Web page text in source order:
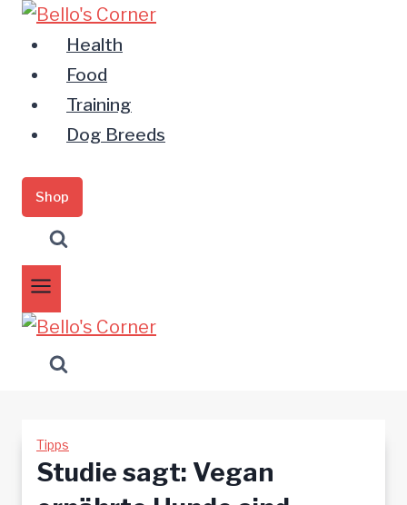
Zum
Inhalt
springen
Health
Food
Training
Dog Breeds
Shop
Tipps
Studie sagt: Vegan